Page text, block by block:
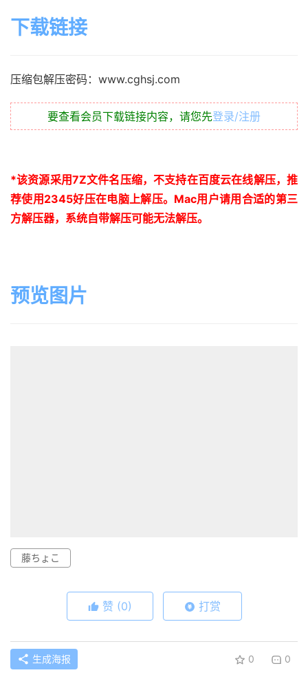
下载链接
压缩包解压密码：www.cghsj.com
要查看会员下载链接内容，请您先登录/注册
*该资源采用7Z文件名压缩，不支持在百度云在线解压，推
荐使用2345好压在电脑上解压。 Mac用户请用合适的第三
方解压器，系统自带解压可能无法解压。
预览图片
藤ちょこ
赞 (0) 打赏
生成海报 0 0